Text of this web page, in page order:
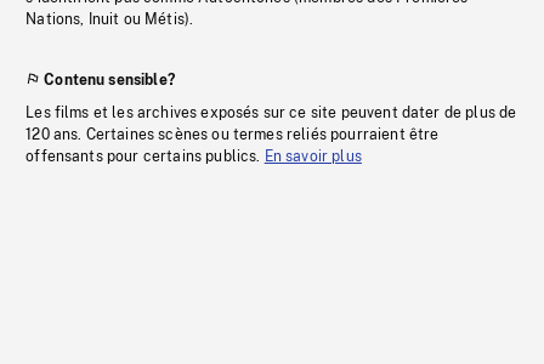
Nations, Inuit ou Métis).
Contenu sensible?
Les films et les archives exposés sur ce site peuvent dater de plus de
120 ans. Certaines scènes ou termes reliés pourraient être
offensants pour certains publics. En savoir plus